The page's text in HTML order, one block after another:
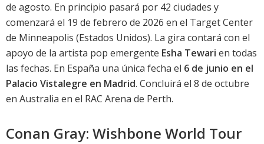
de agosto. En principio pasará por 42 ciudades y
comenzará el 19 de febrero de 2026 en el Target Center
de Minneapolis (Estados Unidos). La gira contará con el
apoyo de la artista pop emergente Esha Tewari en todas
las fechas. En España una única fecha el 6 de junio en el
Palacio Vistalegre en Madrid. Concluirá el 8 de octubre
en Australia en el RAC Arena de Perth.
Conan Gray: Wishbone World Tour